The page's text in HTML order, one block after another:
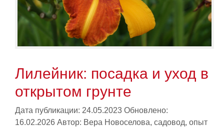
Лилейник: посадка и уход в
открытом грунте
Дата публикации: 24.05.2023 Обновлено:
16.02.2026 Автор: Вера Новоселова, садовод, опыт